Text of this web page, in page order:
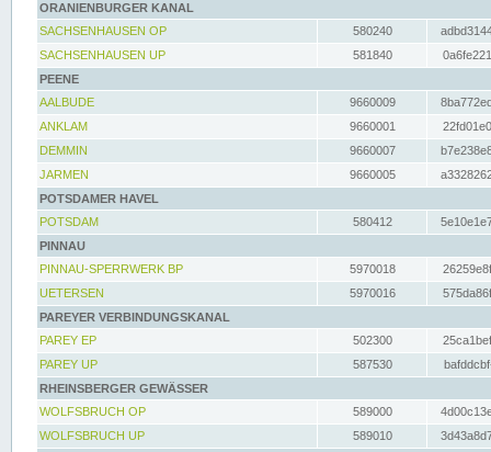
ORANIENBURGER KANAL
SACHSENHAUSEN OP
580240
SACHSENHAUSEN UP
581840
PEENE
AALBUDE
9660009
ANKLAM
9660001
DEMMIN
9660007
JARMEN
9660005
POTSDAMER HAVEL
POTSDAM
580412
PINNAU
PINNAU-SPERRWERK BP
5970018
UETERSEN
5970016
PAREYER VERBINDUNGSKANAL
PAREY EP
502300
PAREY UP
587530
RHEINSBERGER GEWÄSSER
WOLFSBRUCH OP
589000
WOLFSBRUCH UP
589010